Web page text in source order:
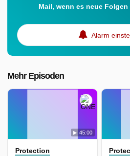
Mail, wenn es neue
Alarm
Mehr Episoden
45:00
Protection